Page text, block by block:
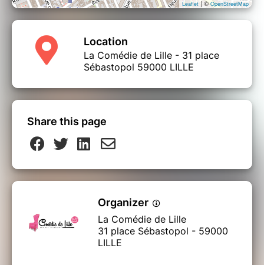
Leaflet| ©OpenStreetMap
Location
La Comédie de Lille - 31 place
Sébastopol 59000 LILLE
Share this page
Organizer
La Comédie de Lille
31 place Sébastopol - 59000
LILLE